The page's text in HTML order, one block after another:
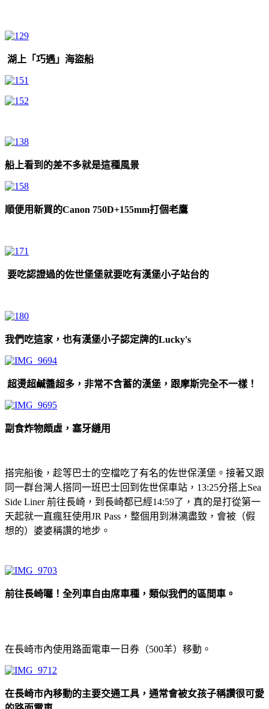
湖上「巧遇」海盜船
船上看到的差不多就是這種風景
順便用新買的Canon 750D+155mm打個老鷹
要吃認證過的佐世堡堡就要吃有漢堡小子站台的
我們吃這家，也有漢堡小子認定牌的Lucky's
超燙超鹹醬超多，非常不含蓄的漢堡，跟摩斯完全不一樣！
副食炸物頗虛，塞牙縫用
搭完船後，趁等巴士的空檔吃了有名的佐世保漢堡。接著又跟
同一群台灣人搭同一班巴士回到佐世保車站，13:25分搭上Sea
Side Liner 前往長崎，到長崎都已經14:59了，真的是打從第一
天起就一直瘋狂使用JR Pass，整個用到淋漓盡致，會被（假
想的）婆婆稱讚的地步。
前往長崎囉！全列車自由席車種，類似我們的區間車。
在長崎市內使用路面電車一日券（500羊）移動。
在長崎市內移動的主要交通工具，通常會被女孩子稱讚很可愛